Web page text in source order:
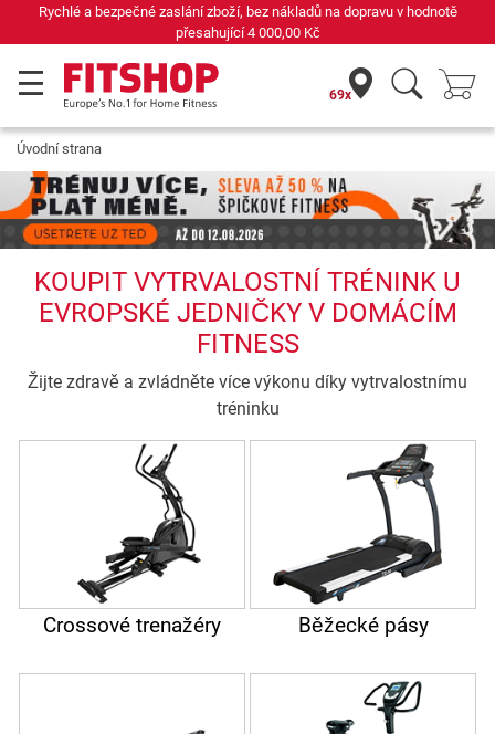
Rychlé a bezpečné zaslání zboží, bez nákladů na dopravu v hodnotě
přesahující4 000,00 Kč
69x
Úvodní strana
KOUPIT VYTRVALOSTNÍ TRÉNINK U
EVROPSKÉ JEDNIČKY V DOMÁCÍM
FITNESS
Žijte zdravě a zvládněte více výkonu díky vytrvalostnímu
tréninku
Crossové trenažéry Běžecké pásy